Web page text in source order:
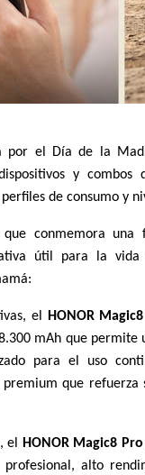
por el Día de la
y
de consumo y
conmemora una
útil para la vida
el HONOR
mAh que permite
para el uso
que
el HONOR Magic8 Pro
alto